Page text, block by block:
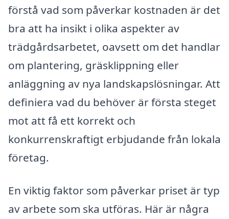
förstå vad som påverkar kostnaden är det
bra att ha insikt i olika aspekter av
trädgårdsarbetet, oavsett om det handlar
om plantering, gräsklippning eller
anläggning av nya landskapslösningar. Att
definiera vad du behöver är första steget
mot att få ett korrekt och
konkurrenskraftigt erbjudande från lokala
företag.
En viktig faktor som påverkar priset är typ
av arbete som ska utföras. Här är några